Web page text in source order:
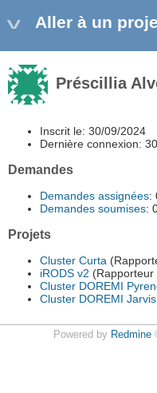
Aller à un
Préscillia
Inscrit le: 30/09/2024
Dernière connexion:
Demandes
Demandes assignées:
Demandes soumises:
Projets
Cluster Curta
iRODS v2
Cluster DOREMI
Cluster DOREMI Jarvis
Powered by Redmine